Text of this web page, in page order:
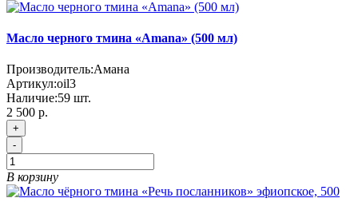
Масло черного тмина «Amana» (500 мл)
Производитель:Амана
Артикул:oil3
Наличие:59 шт.
2 500 р.
+
-
В корзину